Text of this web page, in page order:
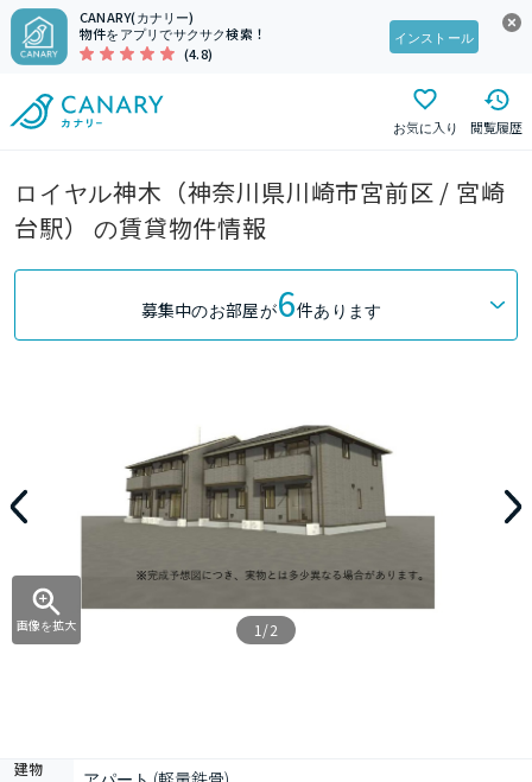
CANARY(カナリー)
物件をアプリでサクサク検索！
(4.8)
インストール
お気に入り 閲覧履歴
ロイヤル神木（神奈川県川崎市宮前区 / 宮崎
台駅） の賃貸物件情報
募集中のお部屋が6件あります
画像を拡大 1/2
建物